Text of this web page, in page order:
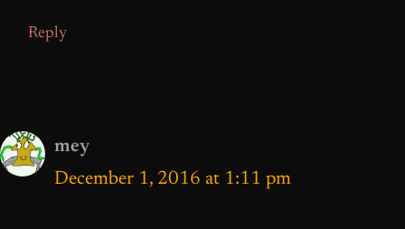
Reply
mey
December 1, 2016 at 1:11 pm